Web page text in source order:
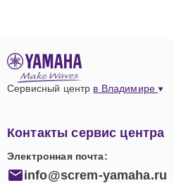
Сервисный центр в Владимире
Контакты сервис центра
Электронная почта:
info@screm-yamaha.ru